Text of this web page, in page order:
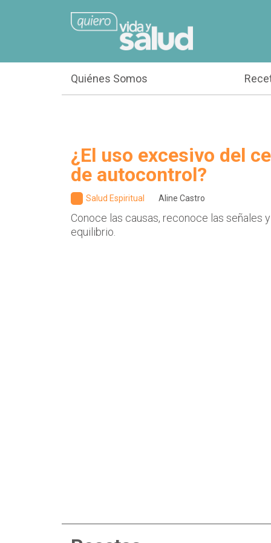
Quiénes Somos
¿El uso excesivo del
de autocontrol?
Salud Espiritual Aline Castro
Conoce las causas, reconoce las señales
equilibrio.